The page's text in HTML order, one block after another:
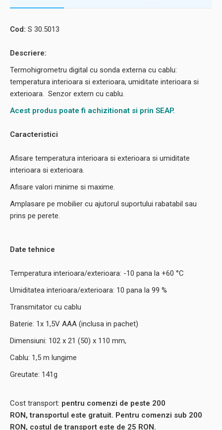
Cod: S 30.5013
Descriere:
Termohigrometru digital cu sonda externa cu cablu:
temperatura interioara si exterioara, umiditate interioara si
exterioara. Senzor extern cu cablu.
Acest produs poate fi achizitionat si prin SEAP.
Caracteristici
Afisare temperatura interioara si exterioara si umiditate
interioara si exterioara.
Afisare valori minime si maxime.
Amplasare pe mobilier cu ajutorul suportului rabatabil sau
prins pe perete.
Date tehnice
Temperatura interioara/exterioara: -10 pana la +60 °C
Umiditatea interioara/exterioara: 10 pana la 99 %
Transmitator cu cablu
Baterie: 1x 1,5V AAA (inclusa in pachet)
Dimensiuni: 102 x 21 (50) x 110 mm,
Cablu: 1,5 m lungime
Greutate: 141g
Cost transport: pentru comenzi de peste 200
RON, transportul este gratuit. Pentru comenzi sub 200
RON, costul de transport este de 25 RON.